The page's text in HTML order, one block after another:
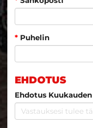
* Puhelin
EHDOTUS
Ehdotus